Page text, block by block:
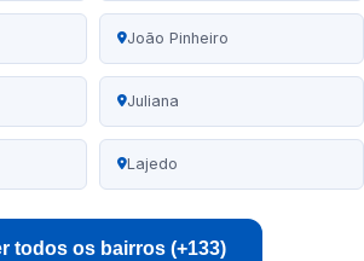
João Pinheiro
Juliana
Lajedo
todos os bairros (+133)